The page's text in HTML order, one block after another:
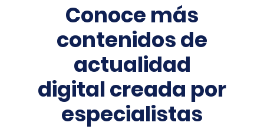
Conoce más
contenidos de
actualidad
digital creada por
especialistas